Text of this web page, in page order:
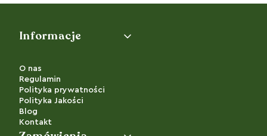
Linki w stopce
Informacje
O nas
Regulamin
Polityka prywatności
Polityka Jakości
Blog
Kontakt